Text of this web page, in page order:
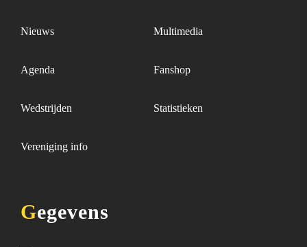
Nieuws
Agenda
Wedstrijden
Vereniging info
Multimedia
Fanshop
Statistieken
Gegevens